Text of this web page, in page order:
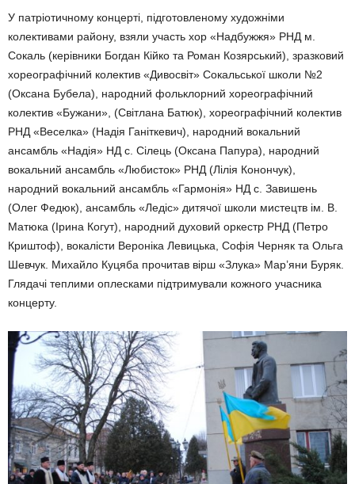
У патріотичному концерті, підготовленому художніми
колективами району, взяли участь хор «Надбужжя» РНД м.
Сокаль (керівники Богдан Кійко та Роман Козярський), зразковий
хореографічний колектив «Дивосвіт» Сокальської школи №2
(Оксана Бубела), народний фольклорний хореографічний
колектив «Бужани», (Світлана Батюк), хореографічний колектив
РНД «Веселка» (Надія Ганіткевич), народний вокальний
ансамбль «Надія» НД с. Сілець (Оксана Папура), народний
вокальний ансамбль «Любисток» РНД (Лілія Конончук),
народний вокальний ансамбль «Гармонія» НД с. Завишень
(Олег Федюк), ансамбль «Ледіс» дитячої школи мистецтв ім. В.
Матюка (Ірина Когут), народний духовий оркестр РНД (Петро
Криштоф), вокалісти Вероніка Левицька, Софія Черняк та Ольга
Шевчук. Михайло Куцяба прочитав вірш «Злука» Мар’яни Буряк.
Глядачі теплими оплесками підтримували кожного учасника
концерту.